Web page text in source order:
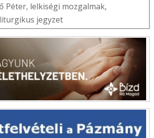
Péter, lelkiségi mozgalmak,
liturgikus jegyzet